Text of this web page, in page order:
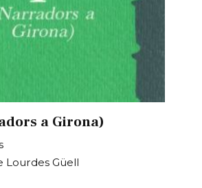
a Girona)
Lourdes Güell